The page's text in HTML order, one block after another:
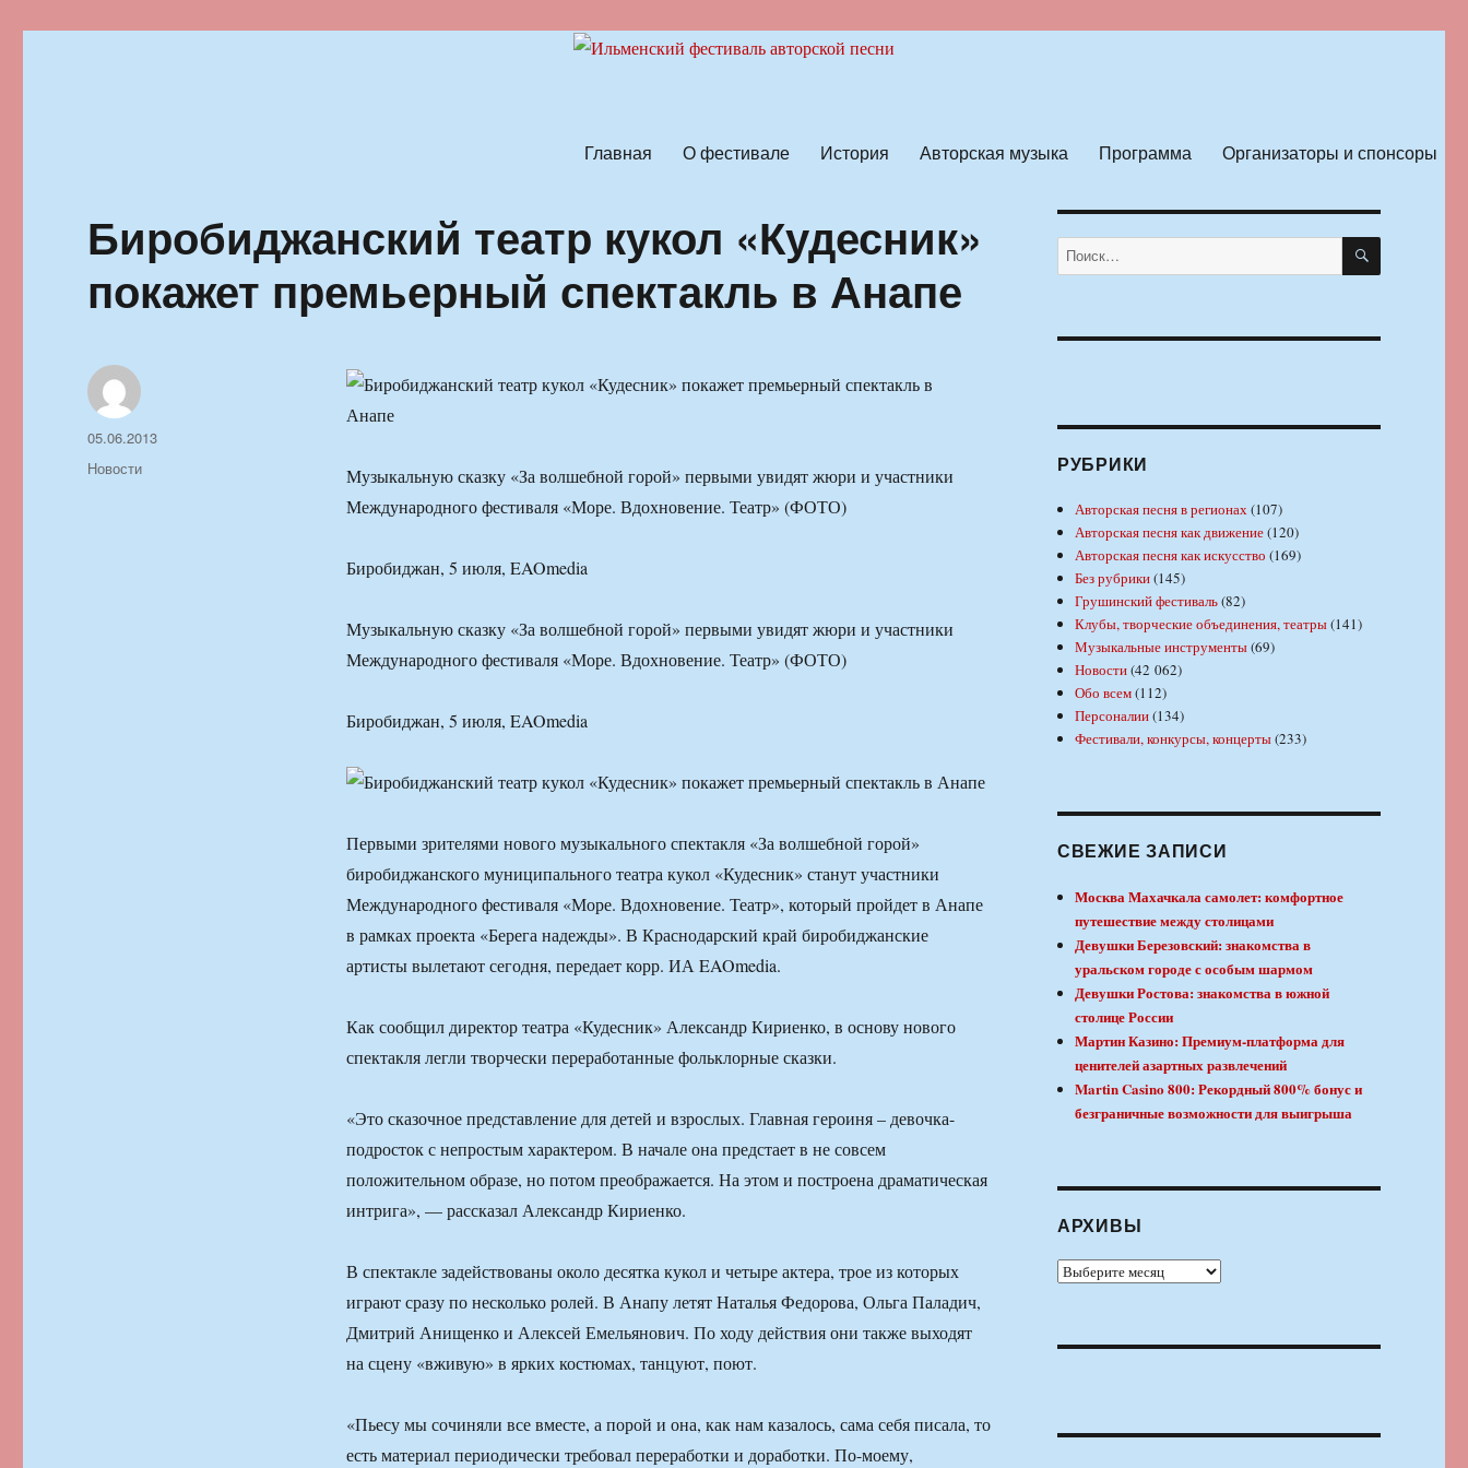
Главная О фестивале История Авторская музыка Программа Организаторы и спонсоры
Биробиджанский театр кукол «Кудесник»
покажет премьерный спектакль в Анапе
Музыкальную сказку «За волшебной горой» первыми увидят жюри и участники
Международного фестиваля «Море. Вдохновение. Театр» (ФОТО)
Биробиджан, 5 июля, EAOmedia
Музыкальную сказку «За волшебной горой» первыми увидят жюри и участники
Международного фестиваля «Море. Вдохновение. Театр» (ФОТО)
Биробиджан, 5 июля, EAOmedia
Первыми зрителями нового музыкального спектакля «За волшебной горой»
биробиджанского муниципального театра кукол «Кудесник» станут участники
Международного фестиваля «Море. Вдохновение. Театр», который пройдет в Анапе
в рамках проекта «Берега надежды». В Краснодарский край биробиджанские
артисты вылетают сегодня, передает корр. ИА EAOmedia.
Как сообщил директор театра «Кудесник» Александр Кириенко, в основу нового
спектакля легли творчески переработанные фольклорные сказки.
«Это сказочное представление для детей и взрослых. Главная героиня – девочка-
подросток с непростым характером. В начале она предстает в не совсем
положительном образе, но потом преображается. На этом и построена драматическая
интрига», — рассказал Александр Кириенко.
В спектакле задействованы около десятка кукол и четыре актера, трое из которых
играют сразу по несколько ролей. В Анапу летят Наталья Федорова, Ольга Паладич,
Дмитрий Анищенко и Алексей Емельянович. По ходу действия они также выходят
на сцену «вживую» в ярких костюмах, танцуют, поют.
«Пьесу мы сочиняли все вместе, а порой и она, как нам казалось, сама себя писала, то
есть материал периодически требовал переработки и доработки. По-моему,
Автор
Опубликовано
05.06.2013
Рубрики
Новости
Искать: ПОИСК
РУБРИКИ
Авторская песня в регионах(107)
Авторская песня как движение(120)
Авторская песня как искусство (169)
Без рубрики(145)
Грушинский фестиваль(82)
Клубы, творческие объединения, театры(141)
Музыкальные инструменты(69)
Новости(42 062)
Обо всем(112)
Персоналии(134)
Фестивали, конкурсы, концерты(233)
СВЕЖИЕ ЗАПИСИ
Москва Махачкала самолет: комфортное
путешествие между столицами
Девушки Березовский: знакомства в
уральском городе с особым шармом
Девушки Ростова: знакомства в южной
столице России
Мартин Казино: Премиум-платформа для
ценителей азартных развлечений
Martin Casino 800: Рекордный 800% бонус и
безграничные возможности для выигрыша
АРХИВЫ
Архивы